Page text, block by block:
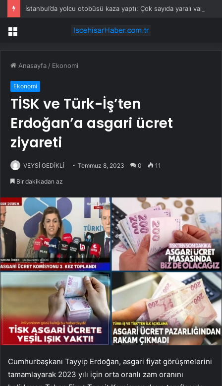
İstanbul’da yolcu otobüsü kaza yaptı: Çok sayıda yaralı var!
Menü
Anasayfa / Ekonomi
Ekonomi
TİSK ve Türk-İş’ten
Erdoğan’a asgari ücret
ziyareti
VEYSİ GEDİKLİ Temmuz 8, 2023 0 11
Bir dakikadan az
Cumhurbaşkanı Tayyip Erdoğan, asgari fiyat görüşmelerini
tamamlayarak 2023 yılı için orta oranlı zam oranını